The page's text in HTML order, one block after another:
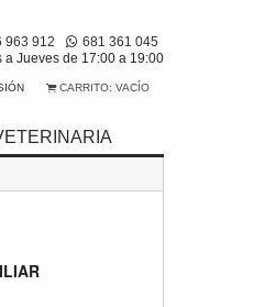
963 912
681 361 045
Jueves de 17:00 a 19:00
CARRITO: VACÍO